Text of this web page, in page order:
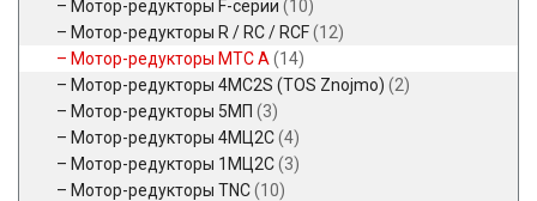
Мотор-редукторы F-серии (10)
Мотор-редукторы R / RC / RCF(12)
Мотор-редукторы MTC A (14)
Мотор-редукторы 4MC2S (TOS Znojmo) (2)
Мотор-редукторы 5МП (3)
Мотор-редукторы 4МЦ2С(4)
Мотор-редукторы 1МЦ2С(3)
Мотор-редукторы TNC(10)